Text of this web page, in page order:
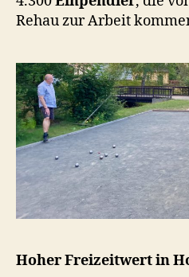
Rehau zur Arbeit
Hoher Freizeitwert in